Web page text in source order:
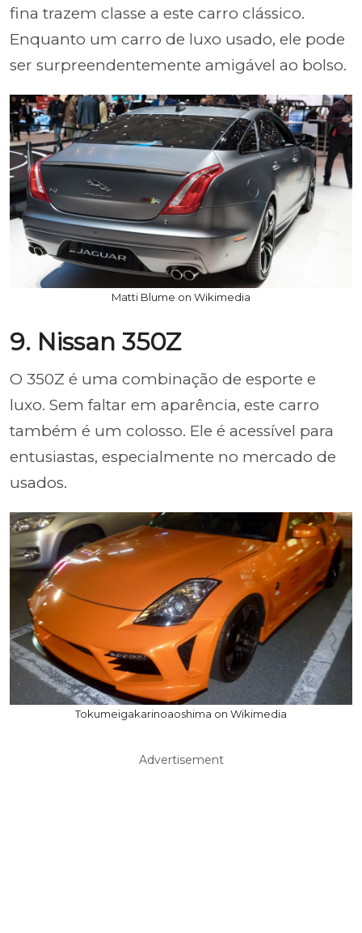
fina trazem classe a este carro clássico.
Enquanto um carro de luxo usado, ele pode
ser surpreendentemente amigável ao bolso.
Matti Blume on Wikimedia
9. Nissan 350Z
O 350Z é uma combinação de esporte e
luxo. Sem faltar em aparência, este carro
também é um colosso. Ele é acessível para
entusiastas, especialmente no mercado de
usados.
Tokumeigakarinoaoshima on Wikimedia
Advertisement